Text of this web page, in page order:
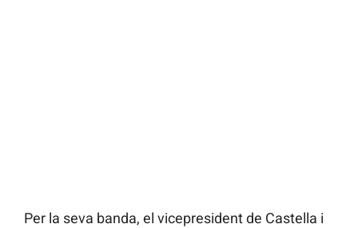
Per la seva banda, el vicepresident de Castella i